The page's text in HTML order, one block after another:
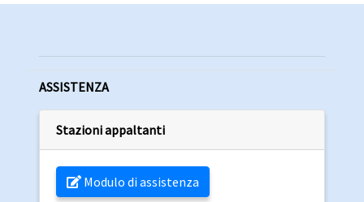
ASSISTENZA
Stazioni appaltanti
Modulo di assistenza